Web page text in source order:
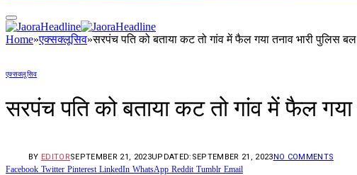
Home»एक्सक्लूसिव»सरपंच पति को बताया कट तो गांव में फैल गया तनाव भारी पुलिस
एक्सक्लूसिव
सरपंच पति को बताया कट तो गांव में फैल
BY EDITORSEPTEMBER 21, 2023UPDATED: SEPTEMBER 21, 2023NO COMMENTS
Facebook Twitter Pinterest LinkedIn WhatsApp Reddit Tumblr Email